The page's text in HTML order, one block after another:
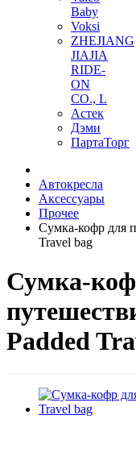
Baby
Voksi
ZHEJIANG
JIAJIA
RIDE-
ON
CO., L
Астек
Дэми
ПартаТорг
Автокресла
Аксессуары
Прочее
Сумка-кофр для
Travel bag
Сумка-
Padded